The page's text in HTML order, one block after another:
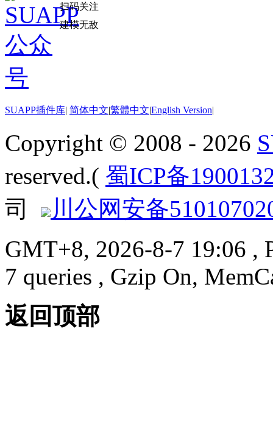
扫码关注
建模无敌
SUAPP插件库| 简体中文|繁體中文|English Version|
Copyright © 2008 - 2026
reserved.( 蜀ICP备
司
川公网安备
GMT+8, 2026-8-7 19:06 ,
7 queries , Gzip On,
返回顶部